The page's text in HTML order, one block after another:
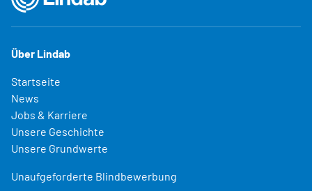
Über Lindab
Startseite
News
Jobs & Karriere
Unsere Geschichte
Unsere Grundwerte
Unaufgeforderte Blindbewerbung